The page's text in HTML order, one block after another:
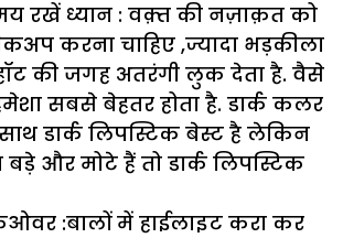
रखें ध्यान : वक़्त की नज़ाक़त को
करना चाहिए ,ज्यादा भड़कीला
की जगह अतरंगी लुक देता है. वैसे
सबसे बेहतर होता है. डार्क कलर
डार्क लिपस्टिक बेस्ट है लेकिन
और मोटे हैं तो डार्क लिपस्टिक
:बालों में हाईलाइट करा कर